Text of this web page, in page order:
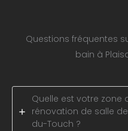
Questions fréquentes
bain à
Quelle est votre zone
rénovation de salle
du-Touch ?